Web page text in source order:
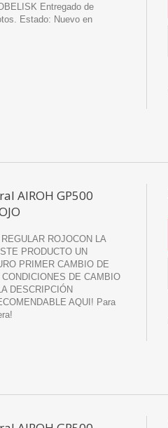
Entregado de
Estado: Nuevo en
AIROH GP500
ROJOCON LA
PRODUCTO UN
PRIMER CAMBIO DE
DE CAMBIO
DESCRIPCIÓN
AQUI! Para